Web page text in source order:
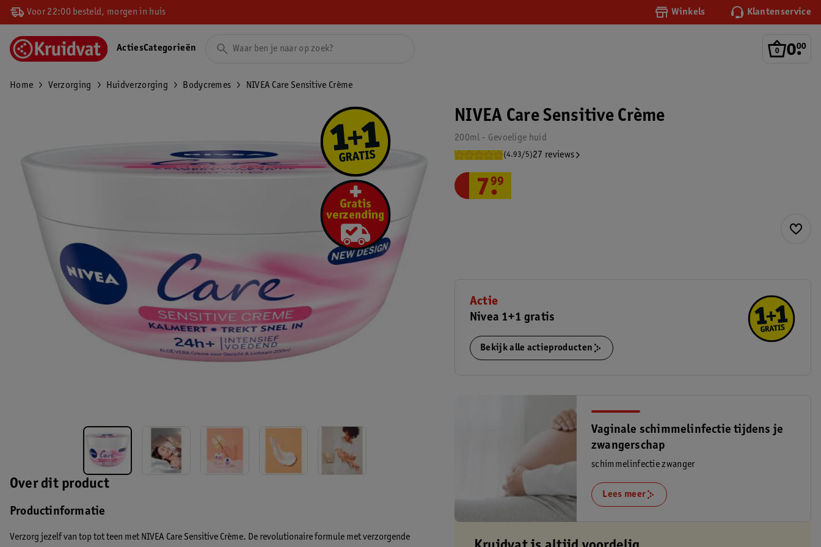
Voor 22:00 besteld, morgen in huis Winkels Klantenservice
0.
00
ActiesCategorieën
Home Verzorging Huidverzorging Bodycremes NIVEA Care Sensitive Crème
Over dit product
Productinformatie
Verzorg jezelf van top tot teen met NIVEA Care Sensitive Crème. De revolutionaire formule met verzorgende
NIVEA Care Sensitive Crème
200ml - Gevoelige huid
(4.93/5)27 reviews
7.
99
Actie
Nivea 1+1 gratis
Bekijk alle actieproducten
Vaginale schimmelinfectie tijdens je
zwangerschap
schimmelinfectie zwanger
Lees meer